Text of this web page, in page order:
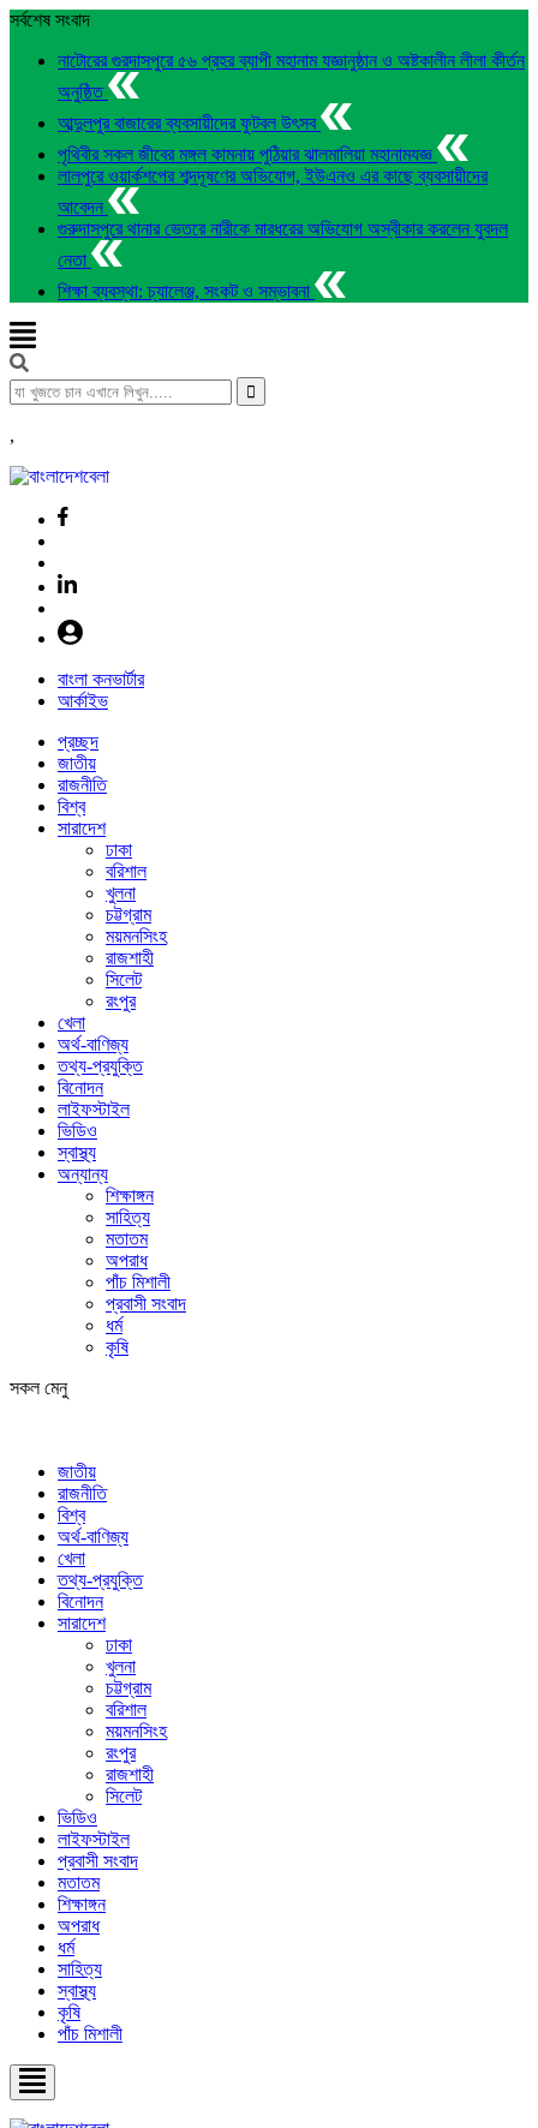
সর্বশেষ সংবাদ
নাটোরের গুরদাসপুরে ৫৬ প্রহর ব্যাপী মহানাম যজ্ঞানুষ্ঠান ও অষ্টকালীন লীলা কীর্তন
অনুষ্ঠিত
আব্দুলপুর বাজারের ব্যবসায়ীদের ফুটবল উৎসব
পৃথিবীর সকল জীবের মঙ্গল কামনায় পুঠিয়ার ঝালমালিয়া মহানামযজ্ঞ
লালপুরে ওয়ার্কশপের শব্দদূষণের অভিযোগ, ইউএনও এর কাছে ব্যবসায়ীদের
আবেদন
গুরুদাসপুরে থানার ভেতরে নারীকে মারধরের অভিযোগ অস্বীকার করলেন যুবদল
নেতা
শিক্ষা ব্যবস্থা: চ্যালেঞ্জ, সংকট ও সম্ভাবনা
,
বাংলা কনভার্টার
আর্কাইভ
প্রচ্ছদ
জাতীয়
রাজনীতি
বিশ্ব
সারাদেশ
ঢাকা
বরিশাল
খুলনা
চট্টগ্রাম
ময়মনসিংহ
রাজশাহী
সিলেট
রংপুর
খেলা
অর্থ-বাণিজ্য
তথ্য-প্রযুক্তি
বিনোদন
লাইফস্টাইল
ভিডিও
স্বাস্থ্য
অন্যান্য
শিক্ষাঙ্গন
সাহিত্য
মতাতম
অপরাধ
পাঁচ মিশালী
প্রবাসী সংবাদ
ধর্ম
কৃষি
সকল মেনু
জাতীয়
রাজনীতি
বিশ্ব
অর্থ-বাণিজ্য
খেলা
তথ্য-প্রযুক্তি
বিনোদন
সারাদেশ
ঢাকা
খুলনা
চট্টগ্রাম
বরিশাল
ময়মনসিংহ
রংপুর
রাজশাহী
সিলেট
ভিডিও
লাইফস্টাইল
প্রবাসী সংবাদ
মতাতম
শিক্ষাঙ্গন
অপরাধ
ধর্ম
সাহিত্য
স্বাস্থ্য
কৃষি
পাঁচ মিশালী